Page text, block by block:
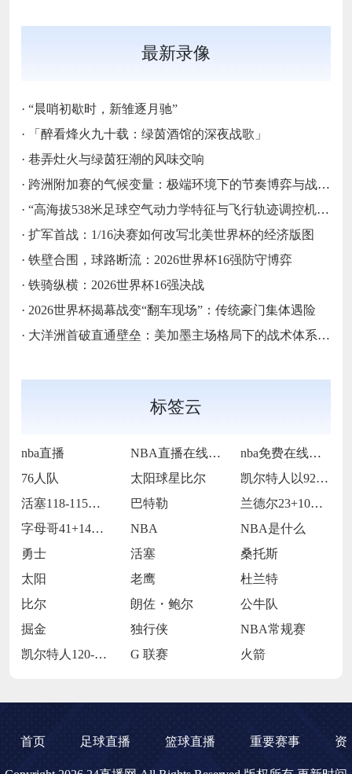
最新录像
· “晨哨初歇时，新雏逐月驰”
·
「醉看烽火九十载：绿茵酒馆的深夜战歌」
· 巷弄灶火与绿茵狂潮的风味交响
· 跨洲附加赛的气候变量：极端环境下的节奏博弈与战术自适应
· “高海拔538米足球空气动力学特征与飞行轨迹调控机制——以2026世界杯BBVA球场为实证场景”
· 扩军首战：1/16决赛如何改写北美世界杯的经济版图
· 铁壁合围，球路断流：2026世界杯16强防守博弈
· 铁骑纵横：2026世界杯16强决战
· 2026世界杯揭幕战变“翻车现场”：传统豪门集体遇险
· 大洋洲首破直通壁垒：美加墨主场格局下的战术体系重构
标签云
nba直播 NBA直播在线观看
nba免费在线高清直播
76人队
太阳球星比尔
凯尔特人以92-105不敌雷霆
活塞118-115逆转险胜开拓者
巴特勒
兰德尔23+10爱德华兹19中5 森林狼
字母哥41+14班凯罗复出34+7 雄鹿
NBA
NBA是什么
勇士
活塞
桑托斯
太阳
老鹰
杜兰特
比尔
朗佐・鲍尔
公牛队
掘金
独行侠
NBA常规赛
凯尔特人120-119险胜鹈鹕
G 联赛 火箭
首页 足球直播 篮球直播 重要赛事 资